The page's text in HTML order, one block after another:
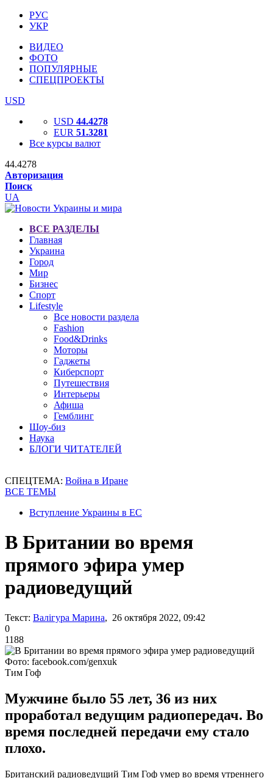
РУС
УКР
ВИДЕО
ФОТО
ПОПУЛЯРНЫЕ
СПЕЦПРОЕКТЫ
USD
USD 44.4278
EUR 51.3281
Все курсы валют
44.4278
Авторизация
Поиск
UA
ВСЕ РАЗДЕЛЫ
Главная
Украина
Город
Мир
Бизнес
Спорт
Lifestyle
Все новости раздела
Fashion
Food&Drinks
Моторы
Гаджеты
Киберспорт
Путешествия
Интерьеры
Афиша
Гемблинг
Шоу-биз
Наука
БЛОГИ ЧИТАТЕЛЕЙ
СПЕЦТЕМА: Война в Иране
ВСЕ ТЕМЫ
Вступление Украины в ЕС
В Британии во время
прямого эфира умер
радиоведущий
Текст: Валігура Марина, 26 октября 2022, 09:42
0
1188
Фото: facebook.com/genxuk
Тим Гоф
Мужчине было 55 лет, 36 из них
проработал ведущим радиопередач. Во
время последней передачи ему стало
плохо.
Британский радиоведущий Тим Гоф умер во время утреннего